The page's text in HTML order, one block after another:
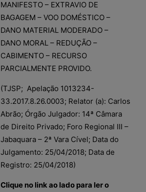
MANIFESTO – EXTRAVIO DE
BAGAGEM – VOO DOMÉSTICO –
DANO MATERIAL MODERADO –
DANO MORAL – REDUÇÃO –
CABIMENTO – RECURSO
PARCIALMENTE PROVIDO.
(TJSP; Apelação 1013234-
33.2017.8.26.0003; Relator (a): Carlos
Abrão; Órgão Julgador: 14ª Câmara
de Direito Privado; Foro Regional III –
Jabaquara – 2ª Vara Cível; Data do
Julgamento: 25/04/2018; Data de
Registro: 25/04/2018)
Clique no link ao lado para ler o